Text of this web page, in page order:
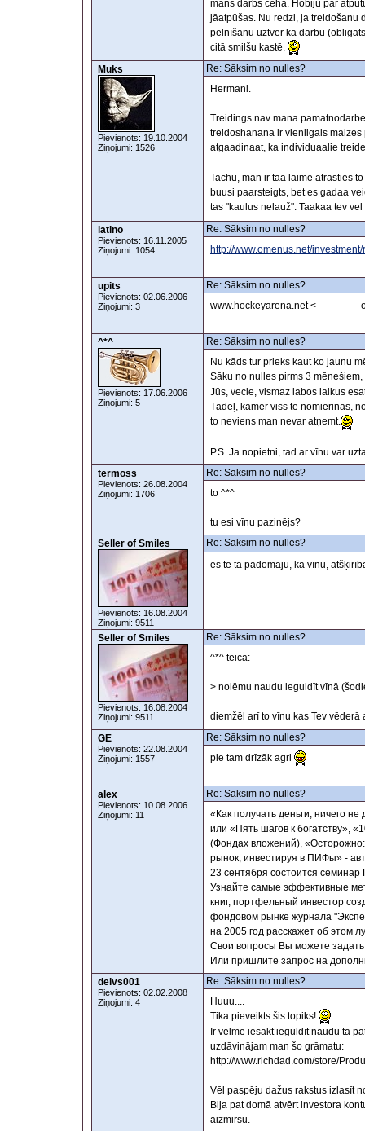
mans darbs cehā. Hobiju par
jāatpūšas. Nu redzi, ja treidošanu
pelnīšanu uztver kā darbu
citā smilšu kastē.
Muks
Pievienots: 19.10.2004
Ziņojumi: 1526
Re: Sāksim no nulles?
Hermani.
Treidings nav mana
treidoshanana ir vieniigais maizes
atgaadinaat, ka individuaalie
Tachu, man ir taa laime atrasties
buusi paarsteigts, bet es gadaa
tas "kaulus nelauž". Taakaa tev
latino
Pievienots: 16.11.2005
Ziņojumi: 1054
Re: Sāksim no nulles?
http://www.omenus.net/
upits
Pievienots: 02.06.2006
Ziņojumi: 3
Re: Sāksim no nulles?
www.hockeyarena.net <-------------
^*^
Pievienots: 17.06.2006
Ziņojumi: 5
Re: Sāksim no nulles?
Nu kāds tur prieks kaut ko jaunu
Sāku no nulles pirms 3
Jūs, vecie, vismaz labos laikus
Tādēļ, kamēr viss te nomierinās,
to neviens man nevar atņemt.
P.S. Ja nopietni, tad ar vīnu var
termoss
Pievienots: 26.08.2004
Ziņojumi: 1706
Re: Sāksim no nulles?
to ^*^
tu esi vīnu pazinējs?
Seller of Smiles
Pievienots: 16.08.2004
Ziņojumi: 9511
Re: Sāksim no nulles?
es te tā padomāju, ka vīnu,
Seller of Smiles
Pievienots: 16.08.2004
Ziņojumi: 9511
Re: Sāksim no nulles?
^*^ teica:
> nolēmu naudu ieguldīt vīnā
diemžēl arī to vīnu kas Tev
GE
Pievienots: 22.08.2004
Ziņojumi: 1557
Re: Sāksim no nulles?
pie tam drīzāk agri
alex
Pievienots: 10.08.2006
Ziņojumi: 11
Re: Sāksim no nulles?
«Как получать деньги, ничего не
или «Пять шагов к богатству»,
(Фондах вложений), «Осторожно:
рынок, инвестируя в ПИФы» -
23 сентября состоится
Узнайте самые эффективные
книг, портфельный инвестор
фондовом рынке журнала
на 2005 год расскажет об этом
Свои вопросы Вы можете
Или пришлите запрос на
deivs001
Pievienots: 02.02.2008
Ziņojumi: 4
Re: Sāksim no nulles?
Huuu....
Tika pieveikts šis topiks!
Ir vēlme iesākt iegūldīt naudu tā
uzdāvinājam man šo grāmatu:
http://www.richdad.com/store/
Vēl paspēju dažus rakstus izlasīt
Bija pat domā atvērt investora
aizmirsu.